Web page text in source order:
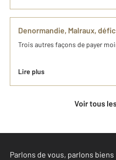
Denormandie, Malraux,
Trois autres façons de payer
Lire plus
Voir tous
Parlons de vous, parlons biens